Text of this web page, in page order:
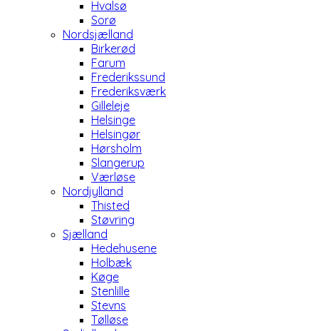
Hvalsø
Sorø
Nordsjælland
Birkerød
Farum
Frederikssund
Frederiksværk
Gilleleje
Helsinge
Helsingør
Hørsholm
Slangerup
Værløse
Nordjylland
Thisted
Støvring
Sjælland
Hedehusene
Holbæk
Køge
Stenlille
Stevns
Tølløse